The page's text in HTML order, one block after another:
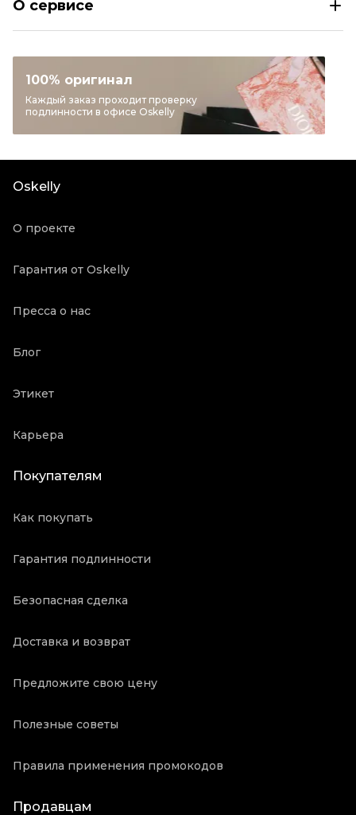
Категория
Бренд
DIESEL
Материал одежды
Полиэстер
Продавец
О сервисе
100% оригинал
Каждый заказ проходит проверку
подлинности в офисе Oskelly
Oskelly
О проекте
Гарантия от Oskelly
Пресса о нас
Блог
Этикет
Карьера
Покупателям
Как покупать
Гарантия подлинности
Безопасная сделка
Доставка и возврат
Предложите свою цену
Полезные советы
Правила применения промокодов
Продавцам